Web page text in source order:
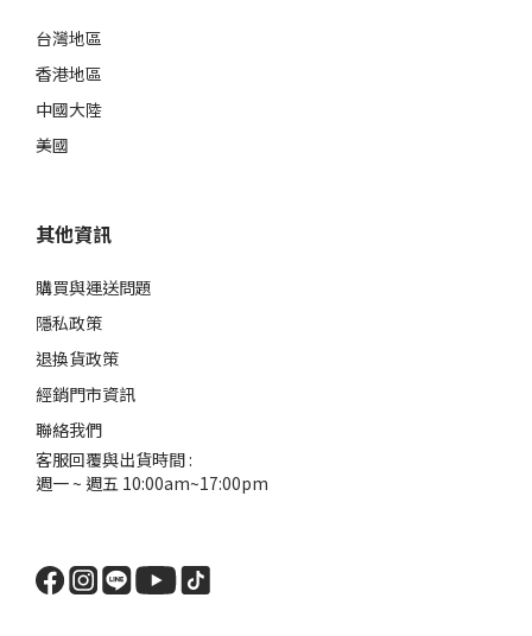
台灣地區
香港地區
中國大陸
美國
其他資訊
購買與運送問題
隱私政策
退換貨政策
經銷門市資訊
聯絡我們
客服回覆與出貨時間 :
週一 ~ 週五 10:00am~17:00pm